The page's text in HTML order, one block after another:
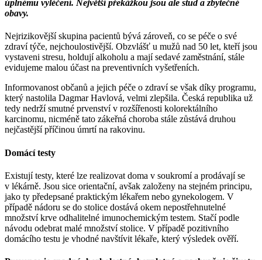
úplnému vyléčení. Největší překážkou jsou ale stud a zbytečné
obavy.
Nejrizikovější skupina pacientů bývá zároveň, co se péče o své
zdraví týče, nejchoulostivější. Obzvlášť u mužů nad 50 let, kteří jsou
vystaveni stresu, holdují alkoholu a mají sedavé zaměstnání, stále
evidujeme malou účast na preventivních vyšetřeních.
Informovanost občanů a jejich péče o zdraví se však díky programu,
který nastolila Dagmar Havlová, velmi zlepšila. Česká republika už
tedy nedrží smutné prvenství v rozšířenosti kolorektálního
karcinomu, nicméně tato zákeřná choroba stále zůstává druhou
nejčastější příčinou úmrtí na rakovinu.
Domácí testy
Existují testy, které lze realizovat doma v soukromí a prodávají se
v lékárně. Jsou sice orientační, avšak založeny na stejném principu,
jako ty předepsané praktickým lékařem nebo gynekologem. V
případě nádoru se do stolice dostává okem nepostřehnutelné
množství krve odhalitelné imunochemickým testem. Stačí podle
návodu odebrat malé množství stolice. V případě pozitivního
domácího testu je vhodné navštívit lékaře, který výsledek ověří.